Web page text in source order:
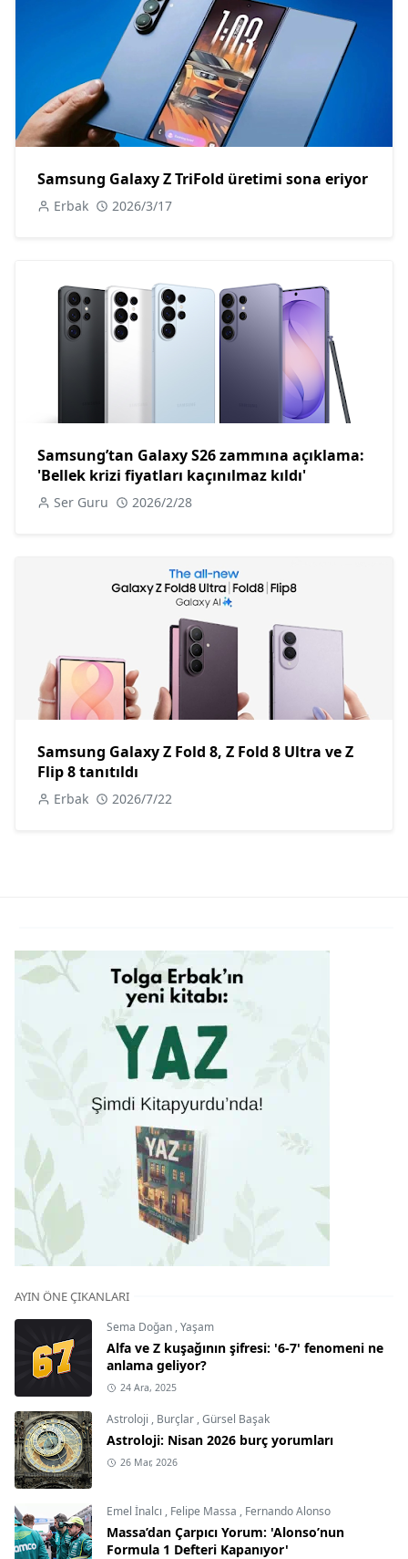
Samsung Galaxy Z TriFold üretimi sona eriyor
Erbak 2026/3/17
Samsung’tan Galaxy S26 zammına açıklama:
'Bellek krizi fiyatları kaçınılmaz kıldı'
Ser Guru 2026/2/28
Samsung Galaxy Z Fold 8, Z Fold 8 Ultra ve Z
Flip 8 tanıtıldı
Erbak 2026/7/22
AYIN ÖNE ÇIKANLARI
Sema Doğan ,Yaşam
Alfa ve Z kuşağının şifresi: '6-7' fenomeni ne
anlama geliyor?
24 Ara, 2025
Astroloji , Burçlar ,Gürsel Başak
Astroloji: Nisan 2026 burç yorumları
26 Mar, 2026
Emel İnalcı , Felipe Massa , Fernando Alonso
Massa’dan Çarpıcı Yorum: 'Alonso’nun
Formula 1 Defteri Kapanıyor'